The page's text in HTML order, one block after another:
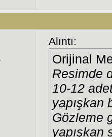
Alıntı:
Orijinal
Resimde
10-12
yapışkan
Gözleme
yapışkan